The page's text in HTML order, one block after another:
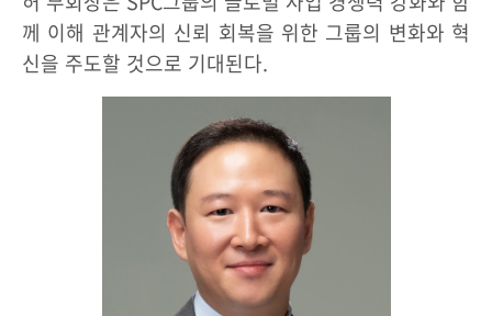
께 이해 관계자의 신뢰 회복을 위한 그룹의 변화와 혁
신을 주도할 것으로 기대된다.